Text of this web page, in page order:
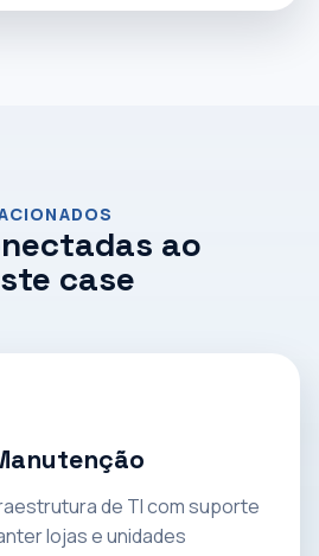
ao
case
de TI com suporte
lojas e unidades